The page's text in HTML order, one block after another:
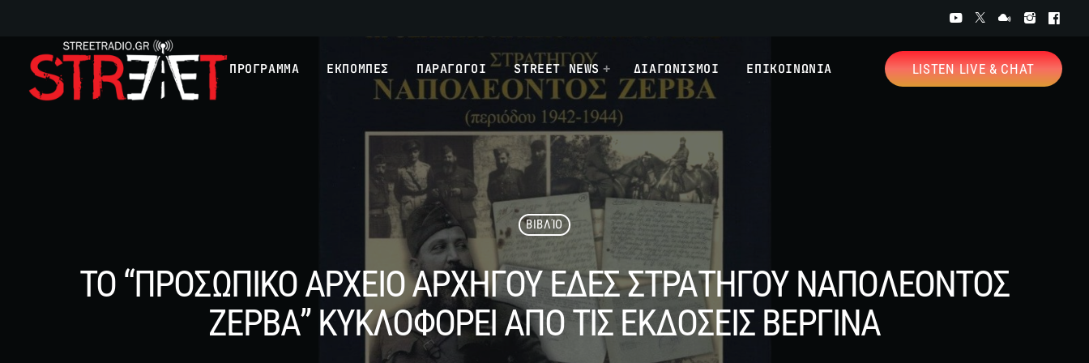
ΠΡΟΓΡΑΜΜΑ ΕΚΠΟΜΠΕΣ ΠΑΡΑΓΩΓΟΙ STREET NEWS ΔΙΑΓΩΝΙΣΜΟΙ ΕΠΙΚΟΙΝΩΝΙΑ LISTEN LIVE & CHAT
ΒΙΒΛΊΟ
ΤΟ “ΠΡΟΣΩΠΙΚΟ ΑΡΧΕΙΟ ΑΡΧΗΓΟΥ ΕΔΕΣ ΣΤΡΑΤΗΓΟΥ ΝΑΠΟΛΕΟΝΤΟΣ
ΖΕΡΒΑ” ΚΥΚΛΟΦΟΡΕΙ ΑΠΟ ΤΙΣ ΕΚΔΟΣΕΙΣ ΒΕΡΓΙΝΑ